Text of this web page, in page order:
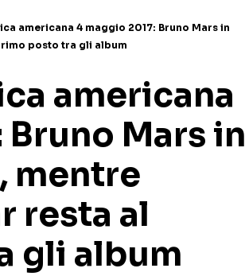
americana 4 maggio 2017: Bruno Mars in
posto tra gli album
americana
Mars in
mentre
resta al
gli album